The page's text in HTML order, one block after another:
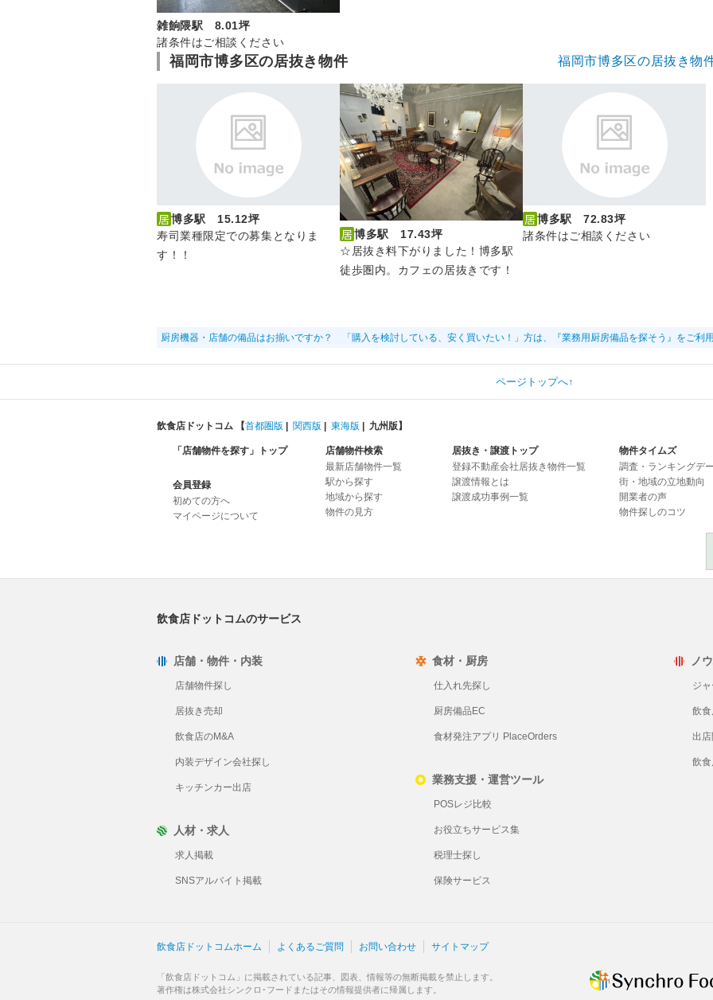
雑餉隈駅 8.01坪
諸条件はご相談ください
福岡市博多区の居抜き物件 福岡市博多区の居抜き物
博多駅 15.12坪
寿司業種限定での募集となりま
す！！
博多駅 17.43坪
☆居抜き料下がりました！博多駅
徒歩圏内。カフェの居抜きです！
博多駅 72.83坪
諸条件はご相談ください
厨房機器・店舗の備品はお揃いですか？ 「購入を検討している、安く買いたい！」方は、『業務用厨房備品を探そう』をご利
ページトップへ↑
飲食店ドットコム 【首都圏版 関西版 東海版 九州版】
「店舗物件を探す」トップ
会員登録
初めての方へ
マイページについて
店舗物件検索
最新店舗物件一覧
駅から探す
地域から探す
物件の見方
居抜き・譲渡トップ
登録不動産会社居抜き物件一覧
譲渡情報とは
譲渡成功事例一覧
物件タイムズ
調査・ランキングデ
街・地域の立地動向
開業者の声
物件探しのコツ
飲食店ドットコムのサービス
店舗・物件・内装
店舗物件探し
居抜き売却
飲食店のM&A
内装デザイン会社探し
キッチンカー出店
人材・求人
求人掲載
SNSアルバイト掲載
食材・厨房
仕入れ先探し
厨房備品EC
食材発注アプリ PlaceOrders
業務支援・運営ツール
POSレジ比較
お役立ちサービス集
税理士探し
保険サービス
ノ
ジ
飲
出
飲
飲食店ドットコムホーム よくあるご質問 お問い合わせ サイトマップ
「飲食店ドットコム」に掲載されている記事、図表、情報等の無断掲載を禁止します。
著作権は株式会社シンクロ･フードまたはその情報提供者に帰属します。